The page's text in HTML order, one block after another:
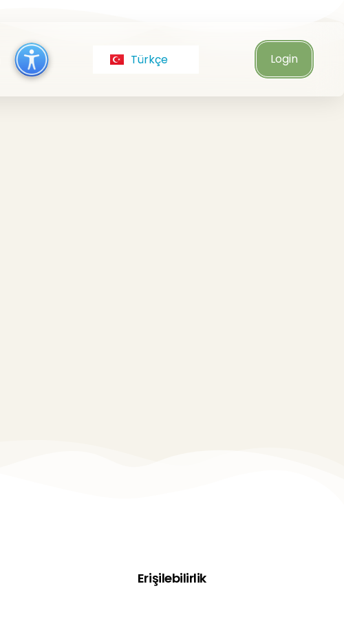
Türkçe
Čeština
Login
Erişilebilirlik